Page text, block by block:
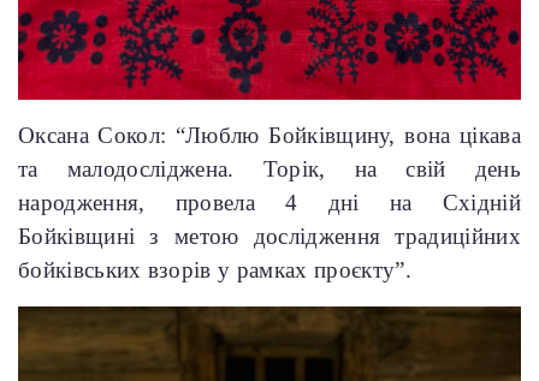
Оксана Сокол: “Люблю Бойківщину, вона цікава
та малодосліджена. Торік, на свій день
народження, провела 4 дні на Східній
Бойківщині з метою дослідження традиційних
бойківських взорів у рамках проєкту”.